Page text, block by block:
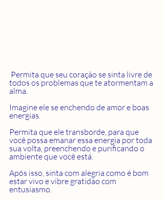
todos os problemas que te atormentam a
alma.
Imagine ele se enchendo de amor e boas
energias.
Permita que ele transborde, para que
você possa emanar essa energia por toda
sua volta, preenchendo e purificando o
ambiente que você está.
Após isso, sinta com alegria como é bom
estar vivo e vibre gratidão com
entusiasmo.